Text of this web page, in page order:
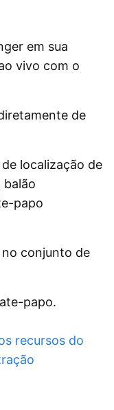
em sua
vivo com o
de
localização de
papo
no conjunto de
papo.
recursos do